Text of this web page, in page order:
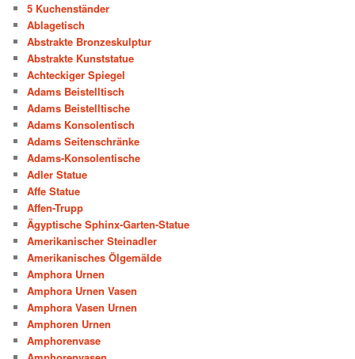
5 Kuchenständer
Ablagetisch
Abstrakte Bronzeskulptur
Abstrakte Kunststatue
Achteckiger Spiegel
Adams Beistelltisch
Adams Beistelltische
Adams Konsolentisch
Adams Seitenschränke
Adams-Konsolentische
Adler Statue
Affe Statue
Affen-Trupp
Ägyptische Sphinx-Garten-Statue
Amerikanischer Steinadler
Amerikanisches Ölgemälde
Amphora Urnen
Amphora Urnen Vasen
Amphora Vasen Urnen
Amphoren Urnen
Amphorenvase